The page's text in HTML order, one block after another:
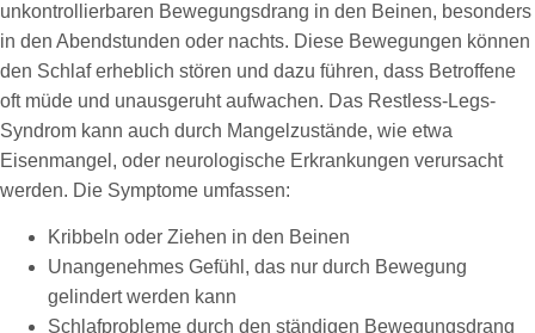
unkontrollierbaren Bewegungsdrang in den Beinen, besonders
in den Abendstunden oder nachts. Diese Bewegungen können
den Schlaf erheblich stören und dazu führen, dass Betroffene
oft müde und unausgeruht aufwachen. Das Restless-Legs-
Syndrom kann auch durch Mangelzustände, wie etwa
Eisenmangel, oder neurologische Erkrankungen verursacht
werden. Die Symptome umfassen:
Kribbeln oder Ziehen in den Beinen
Unangenehmes Gefühl, das nur durch Bewegung
gelindert werden kann
Schlafprobleme durch den ständigen Bewegungsdrang